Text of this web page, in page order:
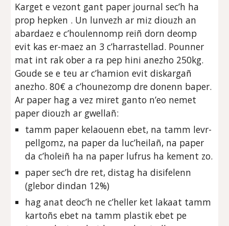
Karget e vezont gant paper journal sec’h ha
prop hepken . Un lunvezh ar miz diouzh an
abardaez e c’houlennomp reiñ dorn deomp
evit kas er-maez an 3 c’harrastellad. Pounner
mat int rak ober a ra pep hini anezho 250kg.
Goude se e teu ar c’hamion evit diskargañ
anezho. 80€ a c’hounezomp dre donenn baper.
Ar paper hag a vez miret ganto n’eo nemet
paper diouzh ar gwellañ:
tamm paper kelaouenn ebet, na tamm levr-
pellgomz, na paper da luc’heilañ, na paper
da c’holeiñ ha na paper lufrus ha kement zo.
paper sec’h dre ret, distag ha disifelenn
(glebor dindan 12%)
hag anat deoc’h ne c’heller ket lakaat tamm
kartoñs ebet na tamm plastik ebet pe